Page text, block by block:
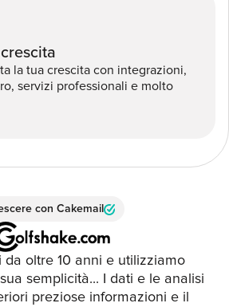
la tua crescita con integrazioni,
servizi professionali e molto
con Cakemail
da oltre 10 anni e utilizziamo
semplicità... I dati e le analisi
preziose informazioni e il